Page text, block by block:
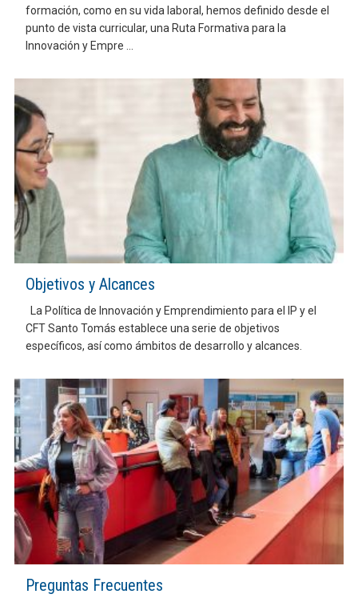
formación, como en su vida laboral, hemos definido desde el
punto de vista curricular, una Ruta Formativa para la
Innovación y Empre ...
Objetivos y Alcances
La Política de Innovación y Emprendimiento para el IP y el
CFT Santo Tomás establece una serie de objetivos
específicos, así como ámbitos de desarrollo y alcances.
Preguntas Frecuentes